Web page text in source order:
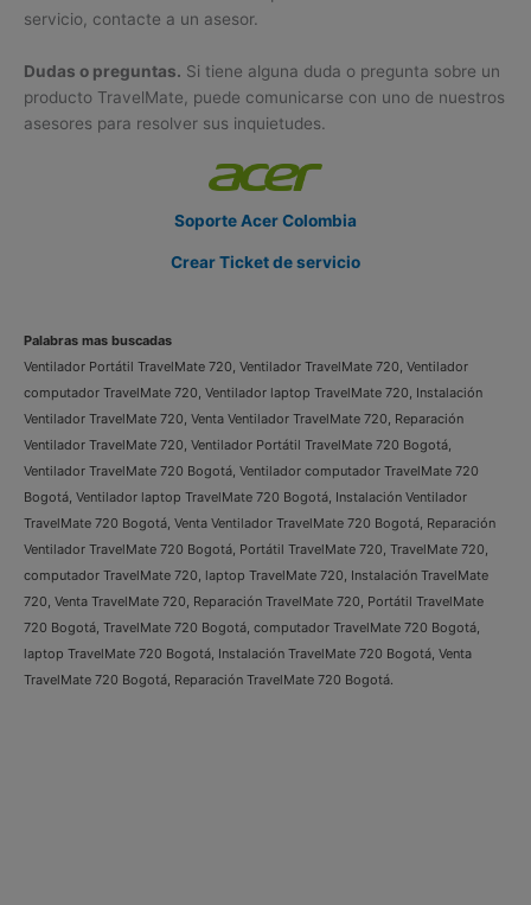
servicio, contacte a un asesor.
Dudas o preguntas. Si tiene alguna duda o pregunta sobre un
producto TravelMate, puede comunicarse con uno de nuestros
asesores para resolver sus inquietudes.
Soporte Acer Colombia
Crear Ticket de servicio
Palabras mas buscadas
Ventilador Portátil TravelMate 720, Ventilador TravelMate 720, Ventilador
computador TravelMate 720, Ventilador laptop TravelMate 720, Instalación
Ventilador TravelMate 720, Venta Ventilador TravelMate 720, Reparación
Ventilador TravelMate 720, Ventilador Portátil TravelMate 720 Bogotá,
Ventilador TravelMate 720 Bogotá, Ventilador computador TravelMate 720
Bogotá, Ventilador laptop TravelMate 720 Bogotá, Instalación Ventilador
TravelMate 720 Bogotá, Venta Ventilador TravelMate 720 Bogotá, Reparación
Ventilador TravelMate 720 Bogotá, Portátil TravelMate 720, TravelMate 720,
computador TravelMate 720, laptop TravelMate 720, Instalación TravelMate
720, Venta TravelMate 720, Reparación TravelMate 720, Portátil TravelMate
720 Bogotá, TravelMate 720 Bogotá, computador TravelMate 720 Bogotá,
laptop TravelMate 720 Bogotá, Instalación TravelMate 720 Bogotá, Venta
TravelMate 720 Bogotá, Reparación TravelMate 720 Bogotá.